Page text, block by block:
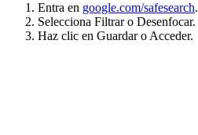
Entra en google.com/safesearch.
Selecciona Filtrar o Desenfocar.
Haz clic en Guardar o Acceder.